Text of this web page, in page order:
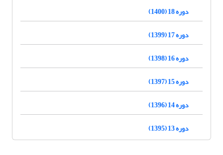
دوره 18 (1400)
دوره 17 (1399)
دوره 16 (1398)
دوره 15 (1397)
دوره 14 (1396)
دوره 13 (1395)